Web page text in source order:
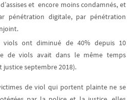
et encore moins condamnés, et
pénétration digitale, par pénétration
viols ont diminué de 40% depuis 10
de viols avait dans le même temps
septembre 2018).
de viol qui portent plainte ne se